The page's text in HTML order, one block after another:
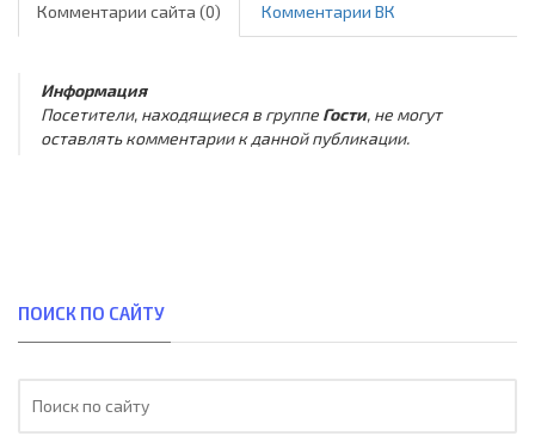
Комментарии сайта (0) Комментарии ВК
Информация
Посетители, находящиеся в группе Гости, не могут
оставлять комментарии к данной публикации.
ПОИСК ПО САЙТУ